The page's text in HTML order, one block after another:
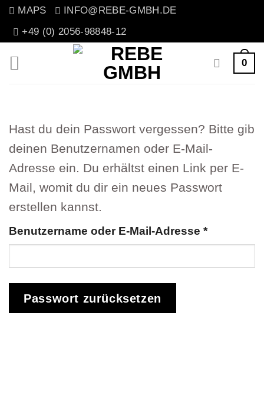
Zum
Inhalt
MAPS
INFO@REBE-GMBH.DE
+49 (0) 2056-98848-12
0
Hast du dein Passwort vergessen? Bitte gib
deinen Benutzernamen oder E-Mail-
Adresse ein. Du erhältst einen Link per E-
Mail, womit du dir ein neues Passwort
erstellen kannst.
Benutzername oder E-Mail-Adresse *
Passwort zurücksetzen